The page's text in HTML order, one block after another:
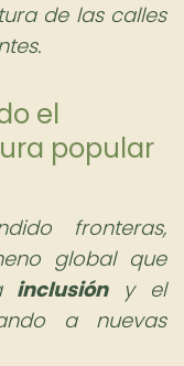
de las calles
el
popular
fronteras,
global que
inclusióny el
a nuevas